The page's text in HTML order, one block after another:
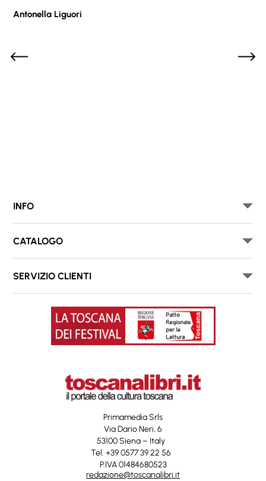
Antonella Liguori
INFO
CATALOGO
SERVIZIO CLIENTI
Primamedia Srls
Via Dario Neri, 6
53100 Siena – Italy
Tel. +39 0577 39 22 56
P.IVA 01484680523
redazione@toscanalibri.it